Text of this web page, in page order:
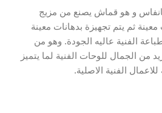
و هو قماش يصنع من مزيج
ثم يتم تجهيزة بدهانات معينة
الفنية عاليه الجودة. وهو من
من الجمال للوحات الفنية لما يتميز
الفنية الاصلية.